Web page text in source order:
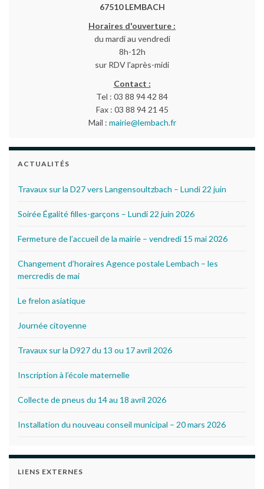
67510 LEMBACH
Horaires d'ouverture :
du mardi au vendredi
8h-12h
sur RDV l'après-midi
Contact :
Tel : 03 88 94 42 84
Fax : 03 88 94 21 45
Mail : mairie@lembach.fr
ACTUALITÉS
Travaux sur la D27 vers Langensoultzbach – Lundi 22 juin
Soirée Égalité filles-garçons – Lundi 22 juin 2026
Fermeture de l’accueil de la mairie – vendredi 15 mai 2026
Changement d’horaires Agence postale Lembach – les
mercredis de mai
Le frelon asiatique
Journée citoyenne
Travaux sur la D927 du 13 ou 17 avril 2026
Inscription à l’école maternelle
Collecte de pneus du 14 au 18 avril 2026
Installation du nouveau conseil municipal – 20 mars 2026
LIENS EXTERNES